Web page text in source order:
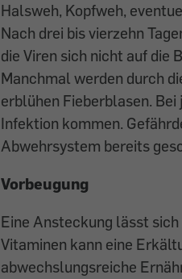
Halsweh, Kopfweh,
Nach drei bis vierzehn
die Viren sich nicht auf die
Manchmal werden durch
erblühen Fieberblasen.
Infektion kommen.
Abwehrsystem bereits
Vorbeugung
Eine Ansteckung lässt
Vitaminen kann eine
abwechslungsreiche